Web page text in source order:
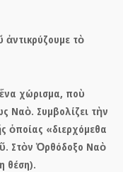
τὸ
χώρισμα, ποὺ
Ναὸ. Συμβολίζει τὴν
ὁποίας «διερχόμεθα
Στὸν Ὀρθόδοξο Ναὸ
θέση).